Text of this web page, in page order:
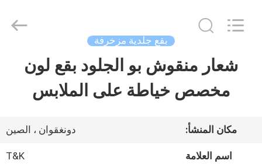
منزل
حول
Garment
Accessories
بقع جلدية مزخرفة
شعار منقوش بو الجلود بقع لون
مخصص خياطة على الملابس
مكان المنشأ: دونغقوان ، الصين
اسم العلامة
T&K